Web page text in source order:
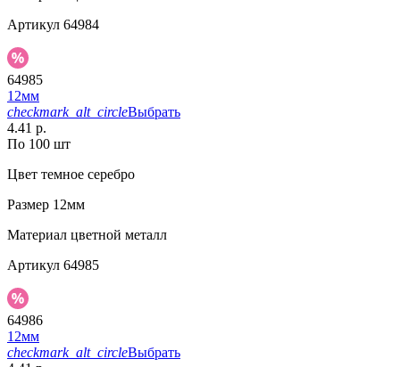
Артикул 64984
64985
12мм
checkmark_alt_circleВыбрать
4.41 р.
По 100 шт
Цвет темное серебро
Размер 12мм
Материал цветной металл
Артикул 64985
64986
12мм
checkmark_alt_circleВыбрать